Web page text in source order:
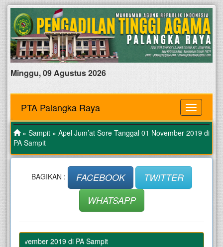
Minggu, 09 Agustus 2026
MENU
PTA Palangka Raya
» Sampit » Apel Jum’at Sore Tanggal 01 November 2019 di
PA Sampit
BAGIKAN : FACEBOOK
TWITTER
WHATSAPP
2019 di PA Sampit